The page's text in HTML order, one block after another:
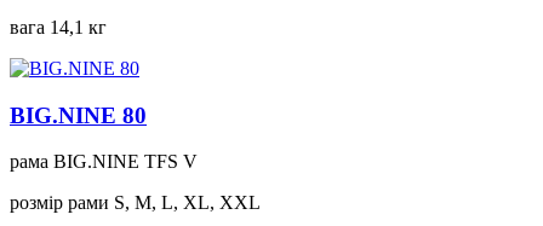
вага 14,1 кг
BIG.NINE 80
рама BIG.NINE TFS V
розмір рами S, M, L, XL, XXL